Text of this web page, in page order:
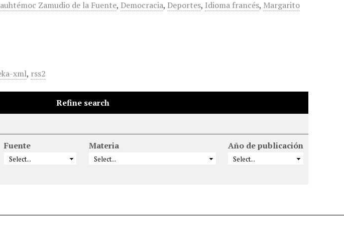
Zamudio de la Fuente, Democracia, Deportes, Idioma francés, Margarito
xml, rss2
Refine search
Fuente Materia Año de publicación